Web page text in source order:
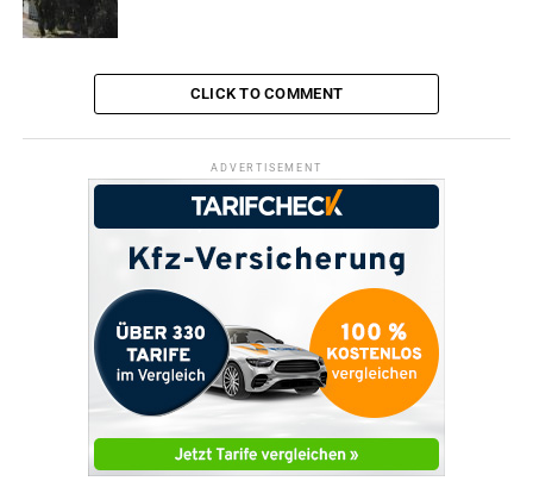
CLICK TO COMMENT
ADVERTISEMENT